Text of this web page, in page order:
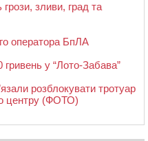
грози, зливи, град та
оператора БпЛА
у “Лото-Забава”
розблокувати тротуар
центру (ФОТО)